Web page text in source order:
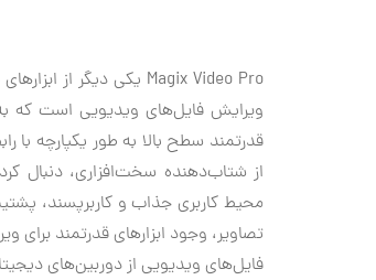
قدرتمند سطح بالا به طور یکپارچه با
از شتاب‌دهنده سخت‌افزاری، دنبال
محیط کاربری جذاب و کاربرپسند،
تصاویر، وجود ابزارهای قدرتمند
فایل‌های ویدیویی از دوربین‌های